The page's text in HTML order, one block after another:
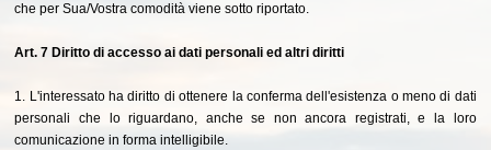
che per Sua/Vostra comodità viene sotto riportato.
Art. 7 Diritto di accesso ai dati personali ed altri diritti
1. L'interessato ha diritto di ottenere la conferma dell'esistenza o meno di dati
personali che lo riguardano, anche se non ancora registrati, e la loro
comunicazione in forma intelligibile.